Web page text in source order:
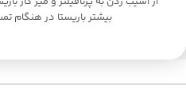
بیشتر باریستا در